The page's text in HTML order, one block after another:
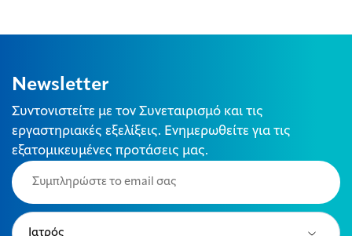
Newsletter
Συντονιστείτε με τον Συνεταιρισμό και τις
εργαστηριακές εξελίξεις. Ενημερωθείτε για τις
εξατομικευμένες προτάσεις μας.
Email
(Required)
Type